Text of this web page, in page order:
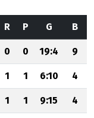
R P G B
0 0 19:4 9
1 1 6:10 4
1 1 9:15 4